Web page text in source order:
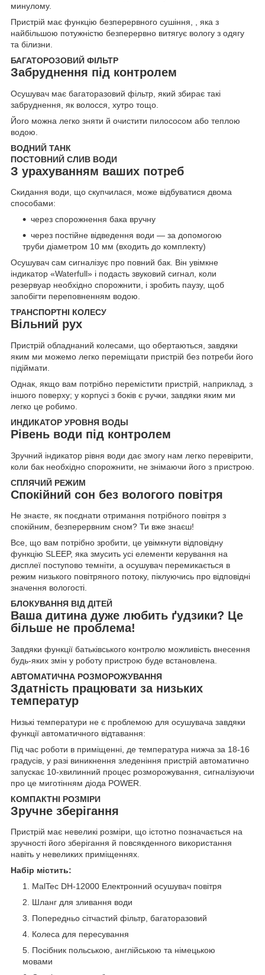
минулому.
Пристрій має функцію безперервного сушіння, , яка з
найбільшою потужністю безперервно витягує вологу з одягу
та білизни.
БАГАТОРОЗОВИЙ ФІЛЬТР
Забруднення під контролем
Осушувач має багаторазовий фільтр, який збирає такі
забруднення, як волосся, хутро тощо.
Його можна легко зняти й очистити пилососом або теплою
водою.
ВОДНИЙ ТАНК
ПОСТОВНИЙ СЛИВ ВОДИ
З урахуванням ваших потреб
Скидання води, що скупчилася, може відбуватися двома
способами:
через спорожнення бака вручну
через постійне відведення води — за допомогою
труби діаметром 10 мм (входить до комплекту)
Осушувач сам сигналізує про повний бак. Він увімкне
індикатор «Waterfull» і подасть звуковий сигнал, коли
резервуар необхідно спорожнити, і зробить паузу, щоб
запобігти переповненням водою.
ТРАНСПОРТНІ КОЛЕСУ
Вільний рух
Пристрій обладнаний колесами, що обертаються, завдяки
яким ми можемо легко переміщати пристрій без потреби його
підіймати.
Однак, якщо вам потрібно перемістити пристрій, наприклад, з
іншого поверху; у корпусі з боків є ручки, завдяки яким ми
легко це робимо.
ИНДИКАТОР УРОВНЯ ВОДЫ
Рівень води під контролем
Зручний індикатор рівня води дає змогу нам легко перевірити,
коли бак необхідно спорожнити, не знімаючи його з пристрою.
СПЛЯЧИЙ РЕЖИМ
Спокійний сон без вологого повітря
Не знаєте, як поєднати отримання потрібного повітря з
спокійним, безперервним сном? Ти вже знаєш!
Все, що вам потрібно зробити, це увімкнути відповідну
функцію SLEEP, яка змусить усі елементи керування на
дисплеї поступово темніти, а осушувач перемикається в
режим низького повітряного потоку, піклуючись про відповідні
значення вологості.
БЛОКУВАННЯ ВІД ДІТЕЙ
Ваша дитина дуже любить ґудзики? Це
більше не проблема!
Завдяки функції батьківського контролю можливість внесення
будь-яких змін у роботу пристрою буде встановлена.
АВТОМАТИЧНА РОЗМОРОЖУВАННЯ
Здатність працювати за низьких
температур
Низькі температури не є проблемою для осушувача завдяки
функції автоматичного відтавання:
Під час роботи в приміщенні, де температура нижча за 18-16
градусів, у разі виникнення зледеніння пристрій автоматично
запускає 10-хвилинний процес розморожування, сигналізуючи
про це миготінням діода POWER.
КОМПАКТНІ РОЗМІРИ
Зручне зберігання
Пристрій має невеликі розміри, що істотно позначається на
зручності його зберігання й повсякденного використання
навіть у невеликих приміщеннях.
Набір містить:
MalTec DH-12000 Електронний осушувач повітря
Шланг для зливання води
Попередньо сітчастий фільтр, багаторазовий
Колеса для пересування
Посібник польською, англійською та німецькою
мовами